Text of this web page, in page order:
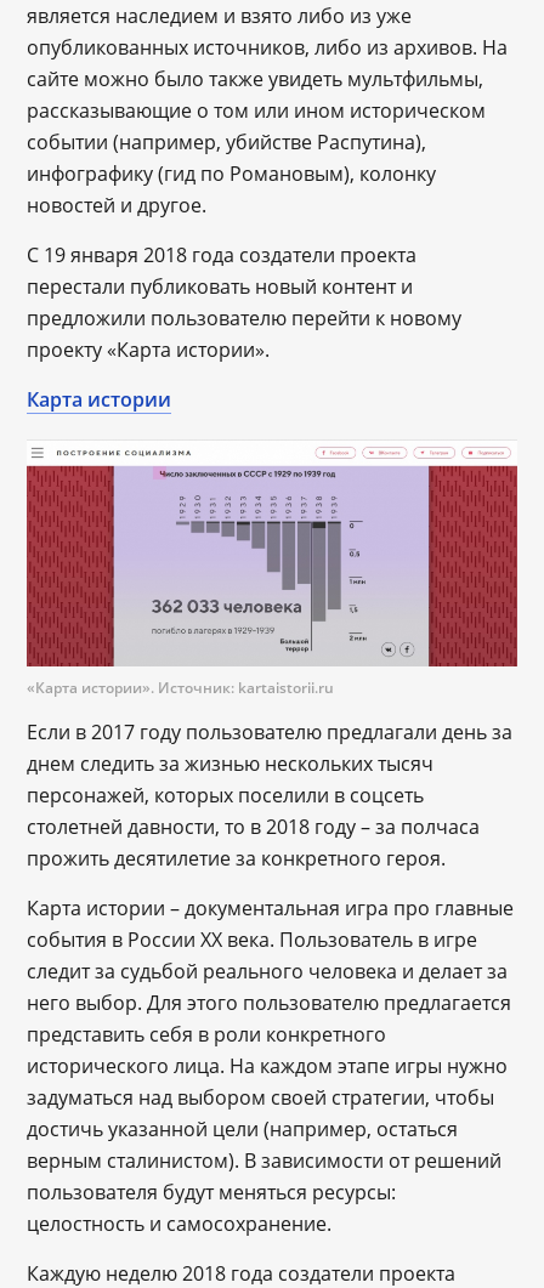
является наследием и взято либо из уже
опубликованных источников, либо из архивов. На
сайте можно было также увидеть мультфильмы,
рассказывающие о том или ином историческом
событии (например, убийстве Распутина),
инфографику (гид по Романовым), колонку
новостей и другое.
С 19 января 2018 года создатели проекта
перестали публиковать новый контент и
предложили пользователю перейти к новому
проекту «Карта истории».
Карта истории
«Карта истории». Источник: kartaistorii.ru
Если в 2017 году пользователю предлагали день за
днем следить за жизнью нескольких тысяч
персонажей, которых поселили в соцсеть
столетней давности, то в 2018 году – за полчаса
прожить десятилетие за конкретного героя.
Карта истории – документальная игра про главные
события в России ХХ века. Пользователь в игре
следит за судьбой реального человека и делает за
него выбор. Для этого пользователю предлагается
представить себя в роли конкретного
исторического лица. На каждом этапе игры нужно
задуматься над выбором своей стратегии, чтобы
достичь указанной цели (например, остаться
верным сталинистом). В зависимости от решений
пользователя будут меняться ресурсы:
целостность и самосохранение.
Каждую неделю 2018 года создатели проекта